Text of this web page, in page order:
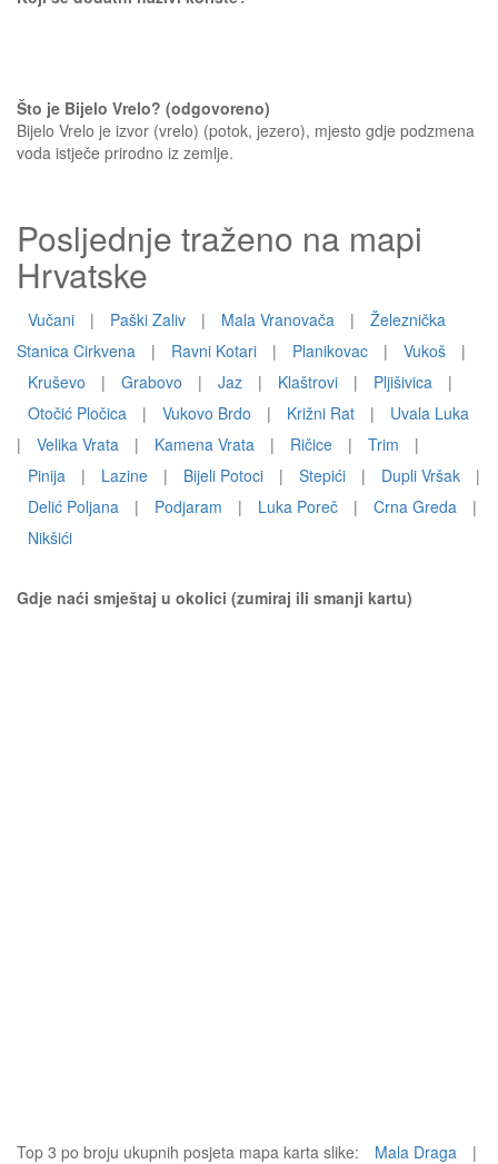
Što je Bijelo Vrelo? (odgovoreno)
Bijelo Vrelo je izvor (vrelo) (potok, jezero), mjesto gdje podzmena
voda istječe prirodno iz zemlje.
Posljednje traženo na mapi
Hrvatske
Vučani | Paški Zaliv | Mala Vranovača |
Železnička
Stanica Cirkvena
| Ravni Kotari | Planikovac | Vukoš
|
Kruševo
| Grabovo | Jaz | Klaštrovi | Pljišivica
|
Otočić Pločica
| Vukovo Brdo | Križni Rat |
Uvala Luka
|
Velika Vrata | Kamena Vrata | Ričice | Trim
|
Pinija
| Lazine | Bijeli Potoci | Stepići | Dupli Vršak
|
Delić Poljana
| Podjaram | Luka Poreč | Crna Greda
|
Nikšići
Gdje naći smještaj u okolici (zumiraj ili smanji kartu)
Top 3 po broju ukupnih posjeta mapa karta slike: Mala Draga
|